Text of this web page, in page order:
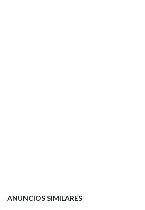
ANUNCIOS SIMILARES